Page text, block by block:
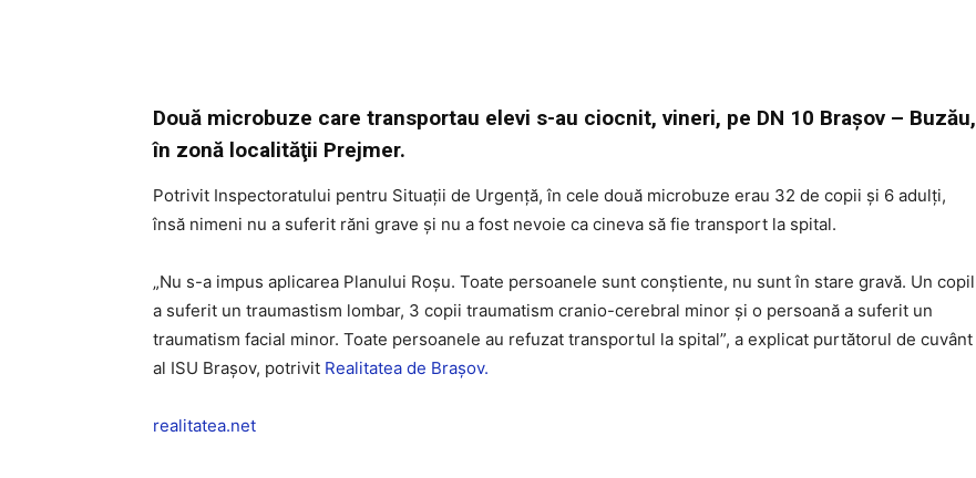
Două microbuze care transportau elevi s-au ciocnit, vineri, pe DN 10 Brașov – Buzău,
în zonă localităţii Prejmer.
Potrivit Inspectoratului pentru Situații de Urgență, în cele două microbuze erau 32 de copii și 6 adulți,
însă nimeni nu a suferit răni grave și nu a fost nevoie ca cineva să fie transport la spital.
„Nu s-a impus aplicarea Planului Roșu. Toate persoanele sunt conștiente, nu sunt în stare gravă. Un copil
a suferit un traumastism lombar, 3 copii traumatism cranio-cerebral minor și o persoană a suferit un
traumatism facial minor. Toate persoanele au refuzat transportul la spital”, a explicat purtătorul de cuvânt
al ISU Brașov, potrivit Realitatea de Braşov.
realitatea.net